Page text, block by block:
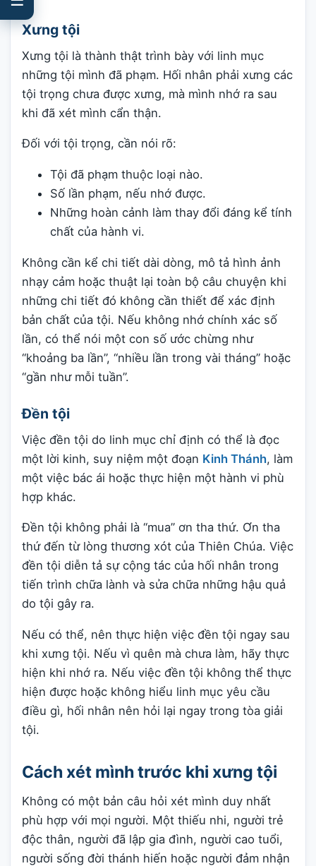
Xưng tội
Xưng tội là thành thật trình bày với linh mục
những tội mình đã phạm. Hối nhân phải xưng các
tội trọng chưa được xưng, mà mình nhớ ra sau
khi đã xét mình cẩn thận.
Đối với tội trọng, cần nói rõ:
Tội đã phạm thuộc loại nào.
Số lần phạm, nếu nhớ được.
Những hoàn cảnh làm thay đổi đáng kể tính
chất của hành vi.
Không cần kể chi tiết dài dòng, mô tả hình ảnh
nhạy cảm hoặc thuật lại toàn bộ câu chuyện khi
những chi tiết đó không cần thiết để xác định
bản chất của tội. Nếu không nhớ chính xác số
lần, có thể nói một con số ước chừng như
“khoảng ba lần”, “nhiều lần trong vài tháng” hoặc
“gần như mỗi tuần”.
Đền tội
Việc đền tội do linh mục chỉ định có thể là đọc
một lời kinh, suy niệm một đoạn Kinh Thánh, làm
một việc bác ái hoặc thực hiện một hành vi phù
hợp khác.
Đền tội không phải là “mua” ơn tha thứ. Ơn tha
thứ đến từ lòng thương xót của Thiên Chúa. Việc
đền tội diễn tả sự cộng tác của hối nhân trong
tiến trình chữa lành và sửa chữa những hậu quả
do tội gây ra.
Nếu có thể, nên thực hiện việc đền tội ngay sau
khi xưng tội. Nếu vì quên mà chưa làm, hãy thực
hiện khi nhớ ra. Nếu việc đền tội không thể thực
hiện được hoặc không hiểu linh mục yêu cầu
điều gì, hối nhân nên hỏi lại ngay trong tòa giải
tội.
Cách xét mình trước khi xưng tội
Không có một bản câu hỏi xét mình duy nhất
phù hợp với mọi người. Một thiếu nhi, người trẻ
độc thân, người đã lập gia đình, người cao tuổi,
người sống đời thánh hiến hoặc người đảm nhận